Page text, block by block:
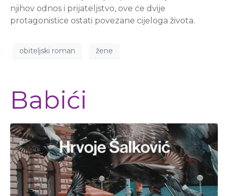
njihov odnos i prijateljstvo, ove će dvije
protagonistice ostati povezane cijeloga života.
obiteljski roman žene
Babići